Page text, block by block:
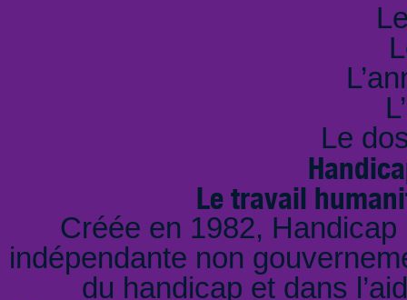
Le
Le travail
Créée en 1982,
indépendante non
du handicap et dans